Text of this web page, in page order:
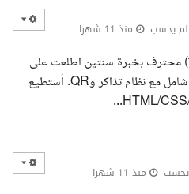
لم يحسب منذ 11 شهرا
مرحبا أنا محمد مصمم (front-end) محترف بخبرة سنتين اطلعت على
طلبكم لبناء موقع/تطبيق حجوزات شامل مع نظام تذاكر وQR. أستطيع
منذ 11 شهرا